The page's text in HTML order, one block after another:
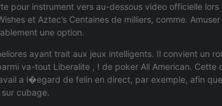
pour instrument vers au-dessous video officielle
et Aztec’s Centaines de milliers, comme.
une option.
ayant trait aux jeux intelligents. Il convient un
va-tout Liberalite , ! de poker All American.
a l�egard de felin en direct, par exemple, afin
cubage.